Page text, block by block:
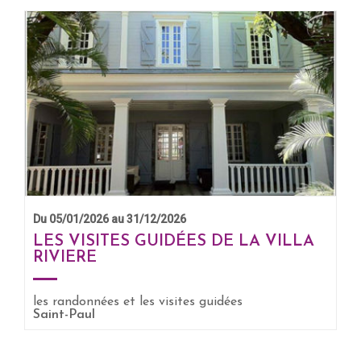
Du 05/01/2026 au 31/12/2026
LES VISITES GUIDÉES DE LA VILLA
RIVIERE
les randonnées et les visites guidées
Saint-Paul